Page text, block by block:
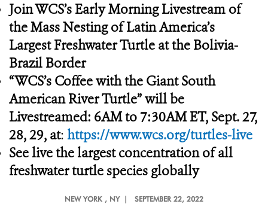
Join WCS’s Early Morning Livestream of
the Mass Nesting of Latin America’s
Largest Freshwater Turtle at the Bolivia-
Brazil Border
“WCS’s Coffee with the Giant South
American River Turtle” will be
Livestreamed: 6AM to 7:30AM ET, Sept. 27,
28, 29, at: https://www.wcs.org/turtles-live
See live the largest concentration of all
freshwater turtle species globally
NEW YORK , NY | SEPTEMBER 22, 2022